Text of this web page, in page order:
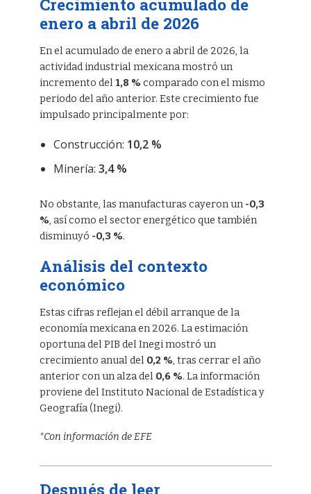
Crecimiento acumulado de
enero a abril de 2026
En el acumulado de enero a abril de 2026, la
actividad industrial mexicana mostró un
incremento del 1,8 % comparado con el mismo
periodo del año anterior. Este crecimiento fue
impulsado principalmente por:
Construcción: 10,2 %
Minería: 3,4 %
No obstante, las manufacturas cayeron un -0,3
%, así como el sector energético que también
disminuyó -0,3 %.
Análisis del contexto
económico
Estas cifras reflejan el débil arranque de la
economía mexicana en 2026. La estimación
oportuna del PIB del Inegi mostró un
crecimiento anual del 0,2 %, tras cerrar el año
anterior con un alza del 0,6 %. La información
proviene del Instituto Nacional de Estadística y
Geografía (Inegi).
*Con información de EFE
Después de leer